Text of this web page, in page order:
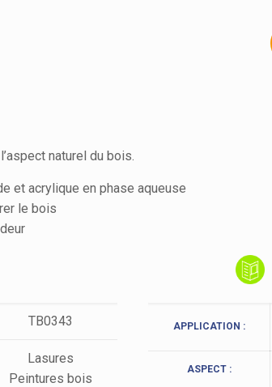
GRANDS CHANTIERS
naturel du bois.
et acrylique en phase aqueuse
le bois
TB0343
Lasures
Peintures bois
APPLICATION :
ASPECT :